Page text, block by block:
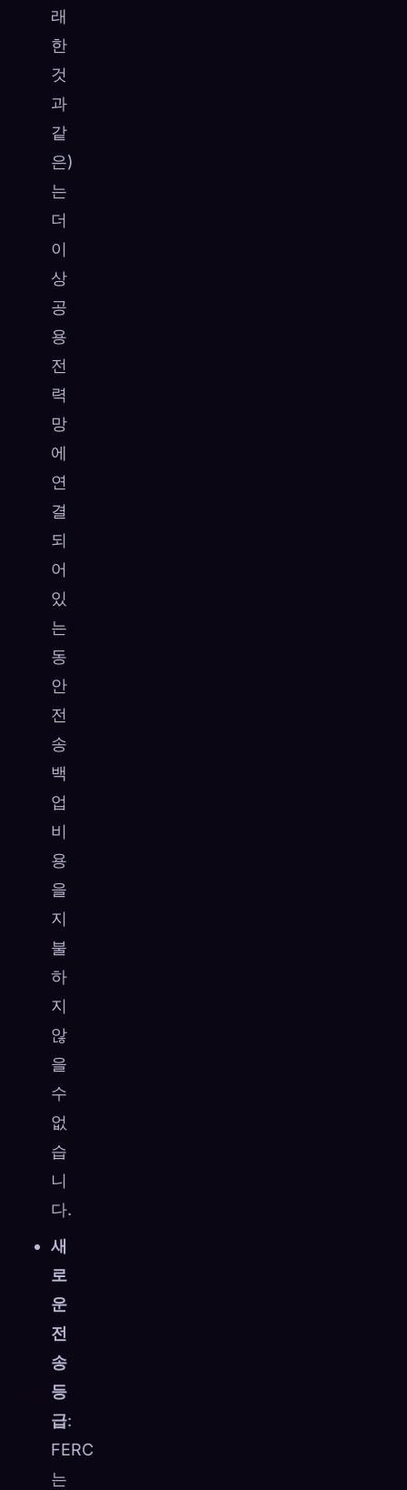
래
한
것
과
같
은)
는
더
이
상
공
용
전
력
망
에
연
결
되
어
있
는
동
안
전
송
백
업
비
용
을
지
불
하
지
않
을
수
없
습
니
다.
새
로
운
전
송
등
급:
FERC
는